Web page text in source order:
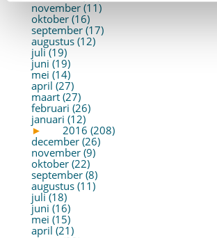
november (11)
oktober (16)
september (17)
augustus (12)
juli (19)
juni (19)
mei (14)
april (27)
maart (27)
februari (26)
januari (12)
►
2016 (208)
december (26)
november (9)
oktober (22)
september (8)
augustus (11)
juli (18)
juni (16)
mei (15)
april (21)